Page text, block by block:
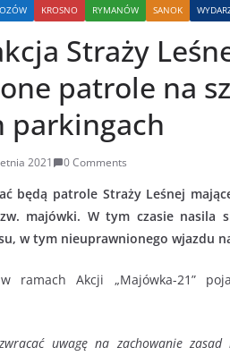
KROSNO RYMANÓW SANOK
Straży
patrole na
parkingach
2021 0 Comments
będą patrole Straży Leśnej
majówki. W tym czasie nasila
w tym nieuprawnionego wjazdu
ramach Akcji „Majówka-21”
uwagę na zachowanie zasad